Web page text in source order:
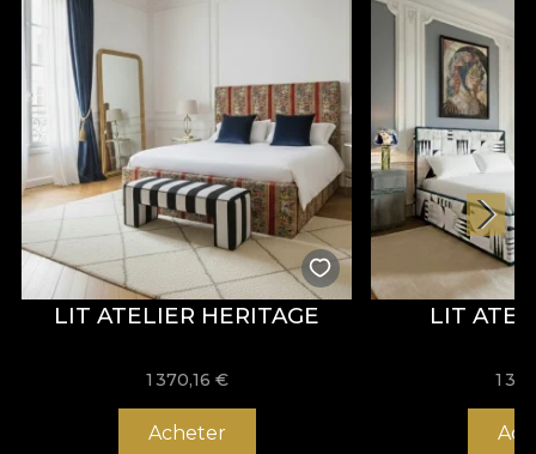
LIT ATELIER HERITAGE
1 370,16 €
Acheter
LIT
1